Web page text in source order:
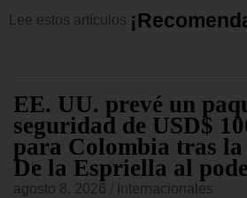
Lee estos artículos ¡Recomend
EE. UU. prevé un
seguridad de USD$
para Colombia tras la
De la Espriella al
agosto 8, 2026 Internacionales